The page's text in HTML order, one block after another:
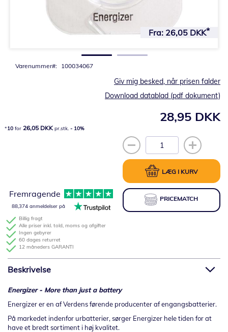
Varenummer 100034067
28,95 DKK
Giv mig besked, når prisen falder
LÆG I KURV
PRICEMATCH
10 for26,05 DKK pr.stk.- 10%
Billig fragt
Alle priser inkl. told, moms og afgifter
Ingen gebyrer
60 dages returret
12 måneders GARANTI
Fremragende
88,374 anmeldelser på
Download datablad (pdf dokument)
Fra: 26,05 DKK
Beskrivelse
Energizer - More than just a battery
Energizer er en af Verdens førende producenter af engangsbatterier.
På markedet indenfor urbatterier, sørger Energizer hele tiden for at
have et bredt sortiment i høj kvalitet.